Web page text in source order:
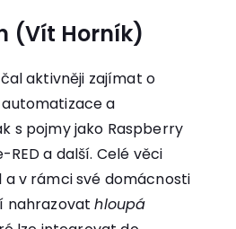
(Vít Horník)
aktivněji zajímat o
a
s pojmy jako Raspberry
RED a další. Celé věci
v rámci své domácnosti
nahrazovathloupá